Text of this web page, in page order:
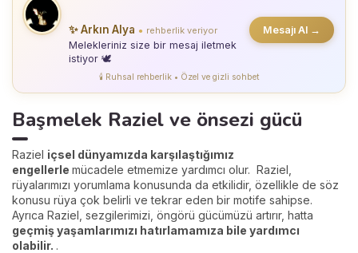
✨ Arkın Alya ● rehberlik veriyor
Melekleriniz size bir mesaj iletmek
istiyor 🕊️
Mesajı Al →
🕯️ Ruhsal rehberlik • Özel ve gizli sohbet
Başmelek Raziel ve önsezi gücü
Raziel içsel dünyamızda karşılaştığımız
engellerle mücadele etmemize yardımcı olur. Raziel,
rüyalarımızı yorumlama konusunda da etkilidir, özellikle de söz
konusu rüya çok belirli ve tekrar eden bir motife sahipse.
Ayrıca Raziel, sezgilerimizi, öngörü gücümüzü artırır, hatta
geçmiş yaşamlarımızı hatırlamamıza bile yardımcı
olabilir. .